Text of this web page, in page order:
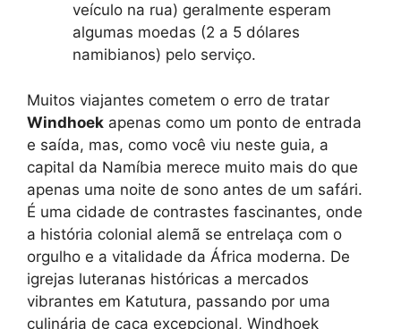
veículo na rua) geralmente esperam
algumas moedas (2 a 5 dólares
namibianos) pelo serviço.
Muitos viajantes cometem o erro de tratar
Windhoek apenas como um ponto de entrada
e saída, mas, como você viu neste guia, a
capital da Namíbia merece muito mais do que
apenas uma noite de sono antes de um safári.
É uma cidade de contrastes fascinantes, onde
a história colonial alemã se entrelaça com o
orgulho e a vitalidade da África moderna. De
igrejas luteranas históricas a mercados
vibrantes em Katutura, passando por uma
culinária de caça excepcional, Windhoek